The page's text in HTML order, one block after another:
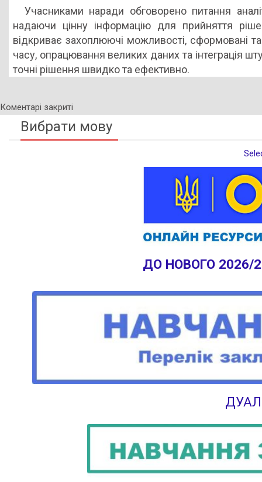
Учасниками наради обговорено питання
надаючи цінну інформацію для прийняття
відкриває захоплюючі можливості, сформовані
часу, опрацювання великих даних та інтеграція
точні рішення швидко та ефективно.
Коментарі закриті
Вибрати мову
ДО НОВОГО 2026/